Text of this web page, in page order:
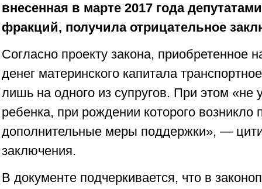
внесенная в марте 2017 года
фракций, получила отрицательное
Согласно проекту закона, приобретенное
денег материнского капитала
лишь на одного из супругов. При этом «не
ребенка, при рождении которого возникло
дополнительные меры поддержки», —
заключения.
В документе подчеркивается, что в